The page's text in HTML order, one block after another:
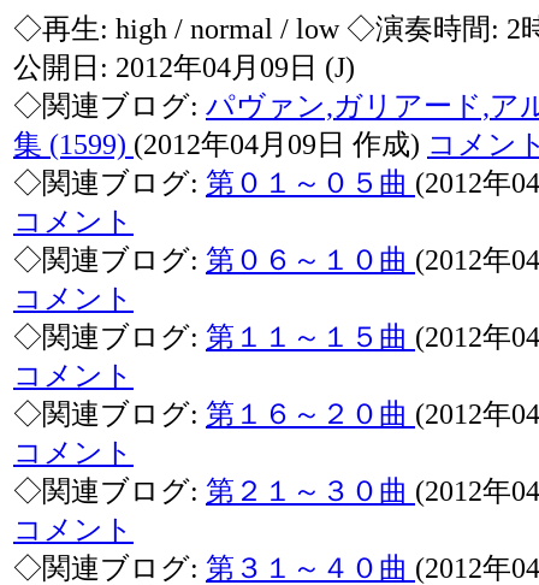
◇再生: high / normal / low ◇演奏時間: 2
公開日: 2012年04月09日 (J)
◇関連ブログ: パヴァン,ガリアード,ア
集 (1599) (2012年04月09日 作成) コメン
◇関連ブログ: 第０１～０５曲 (2012年
コメント
◇関連ブログ: 第０６～１０曲 (2012年
コメント
◇関連ブログ: 第１１～１５曲 (2012年
コメント
◇関連ブログ: 第１６～２０曲 (2012年
コメント
◇関連ブログ: 第２１～３０曲 (2012年
コメント
◇関連ブログ: 第３１～４０曲 (2012年